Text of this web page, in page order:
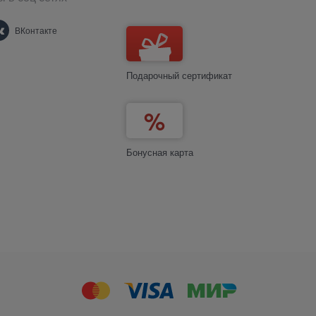
ВКонтакте
Подарочный сертификат
Бонусная карта